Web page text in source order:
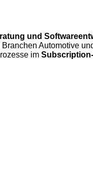
und
Automotive
im